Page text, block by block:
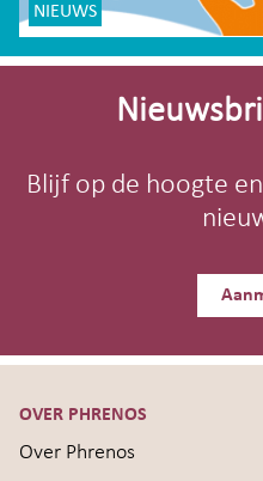
NIEUWS
Site-
Blijf op de hoogte
OVER PHRENOS
Over Phrenos